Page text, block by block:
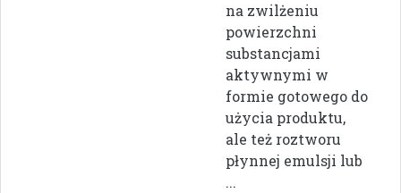
na zwilżeniu
powierzchni
substancjami
aktywnymi w
formie gotowego do
użycia produktu,
ale też roztworu
płynnej emulsji lub
...